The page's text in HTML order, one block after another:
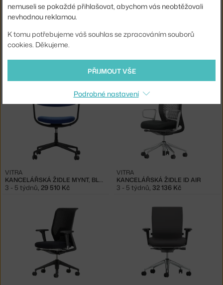
KANCELÁŘSKÁ ŽIDLE MYNT, MARRON/COGNAC/BLACK KANCELÁŘSKÁ ŽIDLE MYNT, EMERALD/GREEN
3 - 5 týdnů
KANCELÁŘSKÁ ŽIDLE MYNT, BLUE/BLACK
VITRA
3 - 5 týdnů, 29 510 Kč
KANCELÁŘSKÁ ŽIDLE ID AIR
VITRA
3 - 5 týdnů, 32 136 Kč
nemuseli se pokaždé přihlašovat, abychom vás neobtěžovali
nevhodnou reklamou.
K tomu potřebujeme váš souhlas se zpracováním souborů
cookies. Děkujeme.
PŘIJMOUT VŠE
Podrobné nastavení